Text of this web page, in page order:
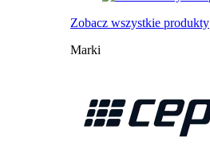
Zobacz wszystkie produkty
Marki